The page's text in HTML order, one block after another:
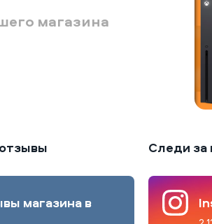
магазина
магазина в
Следи